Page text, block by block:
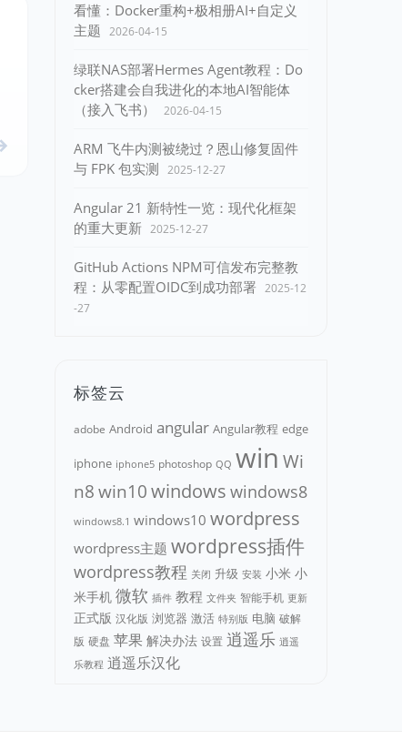
看懂：Docker重构+极相册AI+自定义
主题 2026-04-15
绿联NAS部署Hermes Agent教程：Do
cker搭建会自我进化的本地AI智能体
（接入飞书）
2026-04-15
ARM 飞牛内测被绕过？恩山修复固件
与 FPK 包实测 2025-12-27
Angular 21 新特性一览：现代化框架
的重大更新 2025-12-27
GitHub Actions NPM可信发布完整教
程：从零配置OIDC到成功部署 2025-12
-27
标签云
adobe Android angular Angular教程 edge
iphone iphone5 photoshop QQ win Wi
n8win10windows windows8
windows8.1 windows10 wordpress
wordpress主题 wordpress插件
wordpress教程 关闭 升级 安装 小米 小
米手机 微软 插件 教程 文件夹 智能手机 更新
正式版 汉化版 浏览器 激活 特别版 电脑 破解
版 硬盘 苹果 解决办法 设置 逍遥乐 逍遥
乐教程 逍遥乐汉化